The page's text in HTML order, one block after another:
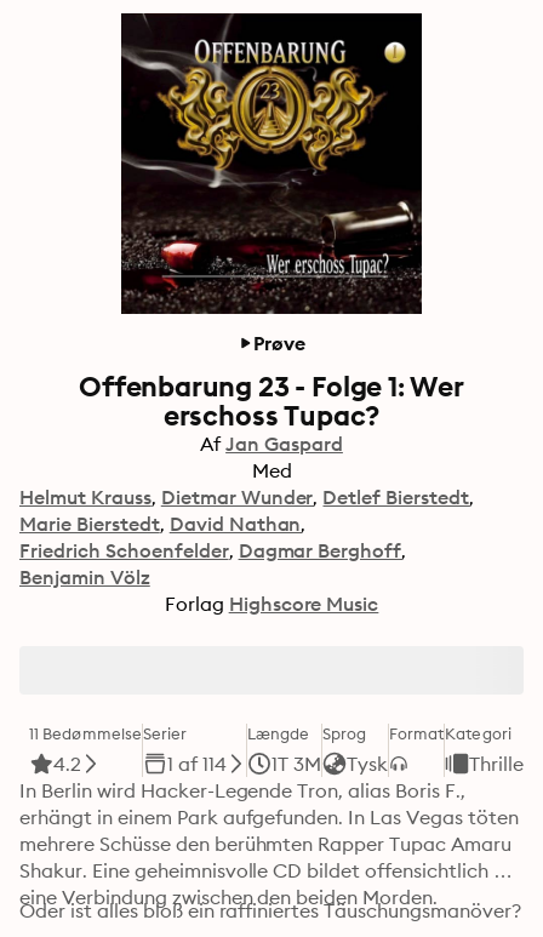
Prøve
Offenbarung 23 - Folge 1: Wer
erschoss Tupac?
Af Jan Gaspard
Med
Helmut Krauss Dietmar Wunder Detlef Bierstedt
Marie Bierstedt David Nathan
Friedrich Schoenfelder Dagmar Berghoff
Benjamin Völz
Forlag Highscore Music
11 Bedømmelse
4.2
Serier
1 af 114
Længde
1T 3M
Sprog
Tysk
FormatKategori
Thriller
In Berlin wird Hacker-Legende Tron, alias Boris F.,
erhängt in einem Park aufgefunden. In Las Vegas töten
mehrere Schüsse den berühmten Rapper Tupac Amaru
Shakur. Eine geheimnisvolle CD bildet offensichtlich
Oder ist alles bloß ein raffiniertes Täuschungsmanöver?